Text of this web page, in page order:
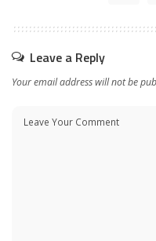
Leave a Reply
Your email address will not be